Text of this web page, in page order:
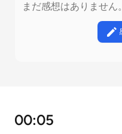
まだ感想はありません
00:05